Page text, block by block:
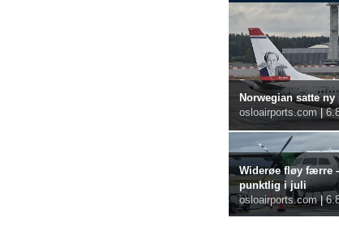
Norwegian satte
osloairports.com
Widerøe fløy færre
punktlig i juli
osloairports.com |